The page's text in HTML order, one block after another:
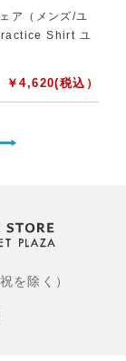
ア（メンズ/ユ
Shirt ユ
￥4,620(税込）
を除く）